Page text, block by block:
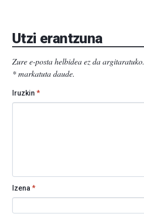
Utzi erantzuna
Zure e-posta helbidea ez da argitaratuko.
*markatuta daude.
Iruzkin *
Izena*